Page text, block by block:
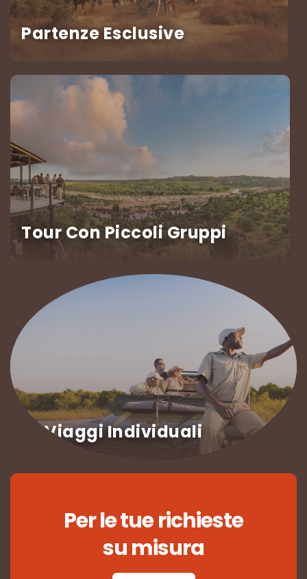
Partenze Esclusive
Tour Con Piccoli Gruppi
Viaggi Individuali
Per le tue richieste
su misura